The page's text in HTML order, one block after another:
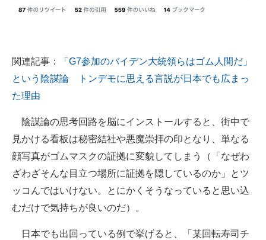
モノづくり技術者専門サイト
電子設計の基本と応用
エネルギーの専門メディア
ちょっと気になるネットの話題
関連記事：
「G7参加のバイデン大統領らはゴム人間だ」
という陰謀論 トンデモに思える言説が日本でも広まっ
た理由
陰謀論の思考回路を脳にインストールすると、街中で
見かける看板は秘密結社や悪魔崇拝の印となり、単なる
顔写真がゴムマスクの証拠に変貌してしまう（「なぜわ
ざわざそんな目立つ場所に証拠を隠しているのか」とツ
ッコんではいけない。とにかくそうなっていると思い込
むだけで気持ちが良いのだ）。
日本でも出回っている例で挙げると、「某回転寿司チ